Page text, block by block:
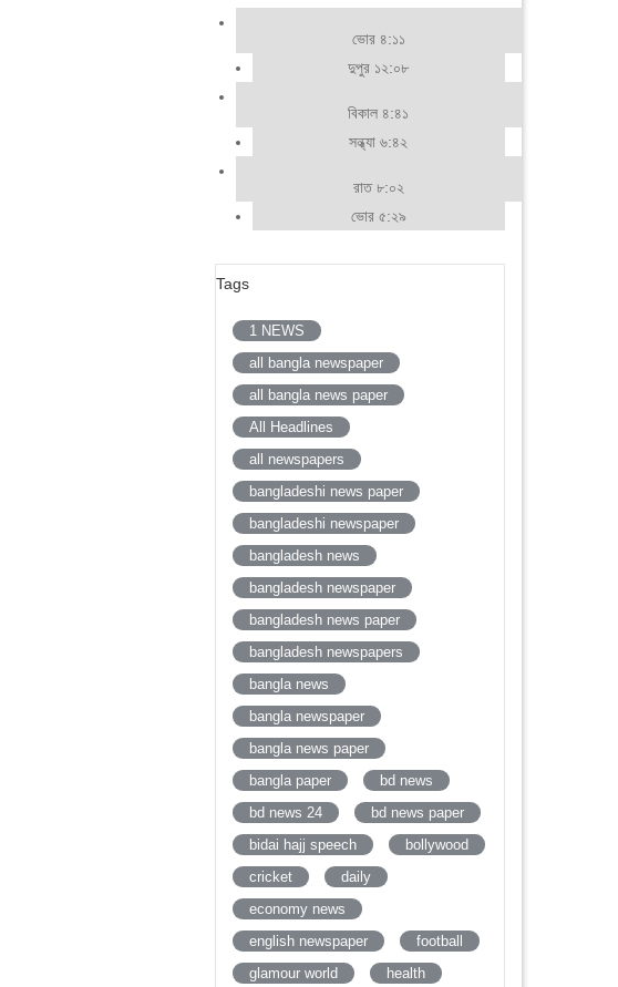
ভোর ৪:১১
দুপুর ১২:০৮
বিকাল ৪:৪১
সন্ধ্যা ৬:৪২
রাত ৮:০২
ভোর ৫:২৯
Tags
1 NEWS
all bangla newspaper
all bangla news paper
All Headlines
all newspapers
bangladeshi news paper
bangladeshi newspaper
bangladesh news
bangladesh newspaper
bangladesh news paper
bangladesh newspapers
bangla news
bangla newspaper
bangla news paper
bangla paper
bd news
bd news 24
bd news paper
bidai hajj speech
bollywood
cricket
daily
economy news
english newspaper
football
glamour world
health